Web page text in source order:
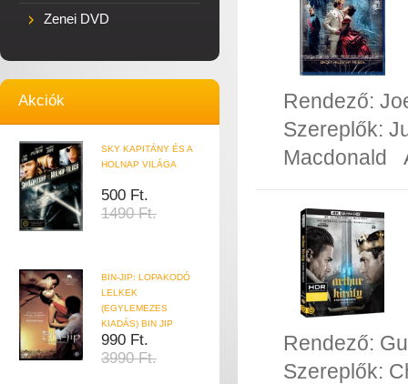
Zenei DVD
Akciók
SKY KAPITÁNY ÉS A
HOLNAP VILÁGA
500 Ft.
1490 Ft.
BIN-JIP: LOPAKODÓ
LELKEK
(EGYLEMEZES
KIADÁS) BIN JIP
990 Ft.
3990 Ft.
Rendező:
Szereplők:
Macdonald
Rendező:
Szereplők: